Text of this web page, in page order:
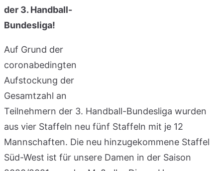
der 3. Handball-
Bundesliga!
Auf Grund der
coronabedingten
Aufstockung der
Gesamtzahl an
Teilnehmern der 3. Handball-Bundesliga wurden
aus vier Staffeln neu fünf Staffeln mit je 12
Mannschaften. Die neu hinzugekommene Staffel
Süd-West ist für unsere Damen in der Saison